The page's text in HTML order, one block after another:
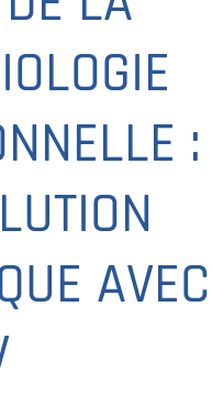
:
AVEC